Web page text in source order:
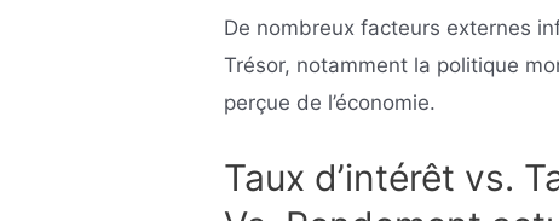
De nombreux facteurs externes
Trésor, notamment la politique
perçue de l’économie.
Taux d’intérêt vs.